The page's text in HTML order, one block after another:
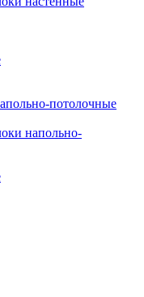
потолочные
напольно-